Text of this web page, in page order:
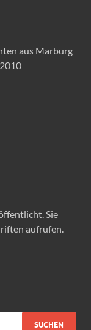
aus Marburg
Sie
aufrufen.